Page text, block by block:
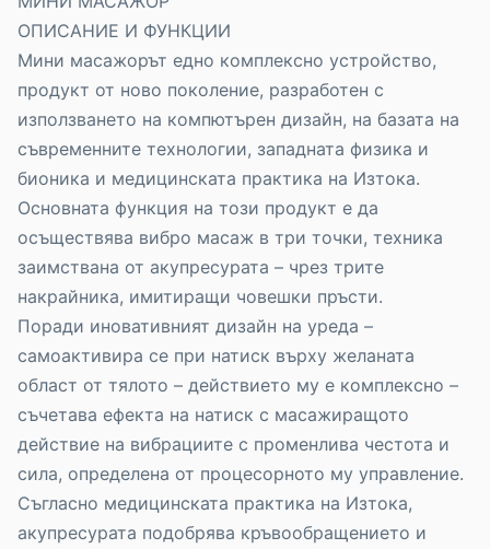
ОПИСАНИЕ И ФУНКЦИИ
Мини масажорът едно комплексно устройство,
продукт от ново поколение, разработен с
използването на компютърен дизайн, на базата на
съвременните технологии, западната физика и
бионика и медицинската практика на Изтока.
Основната функция на този продукт е да
осъществява вибро масаж в три точки, техника
заимствана от акупресурата – чрез трите
накрайника, имитиращи човешки пръсти.
Поради иновативният дизайн на уреда –
самоактивира се при натиск върху желаната
област от тялото – действието му е комплексно –
съчетава ефекта на натиск с масажиращото
действие на вибрациите с променлива честота и
сила, определена от процесорното му управление.
Съгласно медицинската практика на Изтока,
акупресурата подобрява кръвообращението и